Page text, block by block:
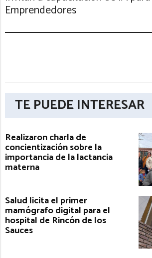
Emprendedores
TE PUEDE INTERESAR
Realizaron charla de
concientización sobre la
importancia de la lactancia
materna
Salud licita el primer
mamógrafo digital para el
hospital de Rincón de los
Sauces